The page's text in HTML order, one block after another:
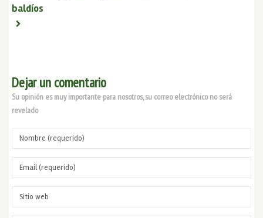
baldíos
Dejar un comentario
Su opinión es muy importante para nosotros, su correo electrónico no será
revelado